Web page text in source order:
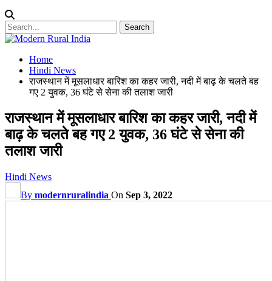
Home
Hindi News
राजस्थान में मूसलाधार बारिश का कहर जारी, नदी में बाढ़ के चलते बह
गए 2 युवक, 36 घंटे से सेना की तलाश जारी
राजस्थान में मूसलाधार बारिश का कहर जारी, नदी में
बाढ़ के चलते बह गए 2 युवक, 36 घंटे से सेना की
तलाश जारी
Hindi News
By modernruralindia On Sep 3, 2022